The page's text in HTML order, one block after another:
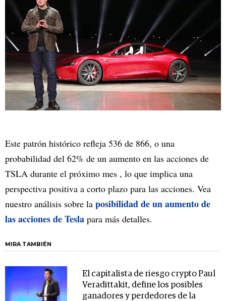
Este patrón histórico refleja 536 de 866, o una
probabilidad del 62% de un aumento en las acciones de
TSLA durante el próximo mes , lo que implica una
perspectiva positiva a corto plazo para las acciones. Vea
nuestro análisis sobre la posibilidad de un aumento de
las acciones de Tesla para más detalles.
MIRA TAMBIÉN
El capitalista de riesgo crypto Paul
Veradittakit, define los posibles
ganadores y perdedores de la